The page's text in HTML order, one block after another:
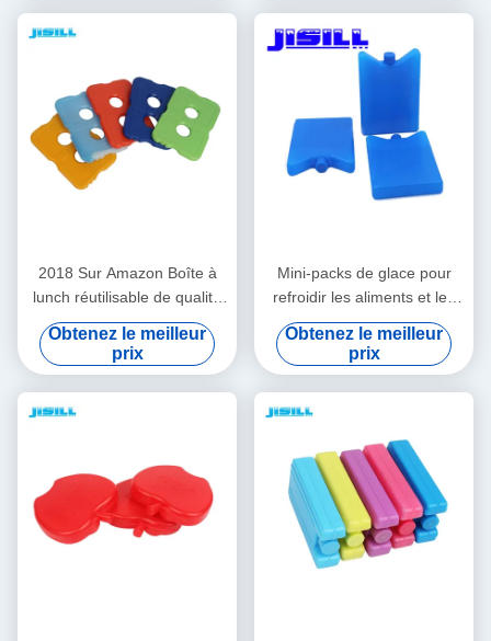
2018 Sur Amazon Boîte à
lunch réutilisable de qualité
alimentaire, refroidisseur,
pack de glace mince et dur
pour sac à lunch, aspect
transparent
Obtenez le meilleur
prix
Mini-packs de glace pour
refroidir les aliments et les
boissons dans les boîtes à
lunch, les pique-niques et
plus encore. Polyvalents,
portables et réutilisables
pour le camping, la pêche et
plus encore.
Obtenez le meilleur
prix